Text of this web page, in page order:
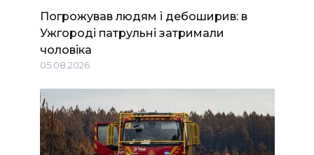
Погрожував людям і дебоширив: в
Ужгороді патрульні затримали
чоловіка
05.08.2026